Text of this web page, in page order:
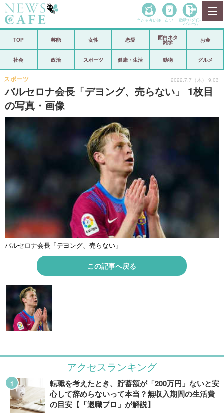
政治
経済
芸能 スポーツ
恋愛 ビックリ
アリ／ナシ
ショップ
登録・ログイン/マイルーム
当たる占い師 占い 登録• ログイン
マイルーム
TOP 芸能 女性 恋愛
面白ネタ
雑学
お金
社会 政治 スポーツ 健康・生活 動物 グルメ
バルセロナ会長「デヨング、売らない」 1枚目
の写真・画像
スポーツ 2022.7.7（木） 9:03
バルセロナ会長「デヨング、売らない」
この記事へ戻る
アクセスランキング
転職を考えたとき、貯蓄額が「200万円」ないと安
心して辞めらないって本当？無収入期間の生活費
の目安【「退職プロ」が解説】